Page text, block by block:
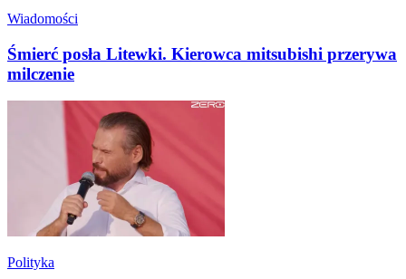
Wiadomości
Śmierć posła Litewki. Kierowca mitsubishi przerywa
milczenie
Polityka